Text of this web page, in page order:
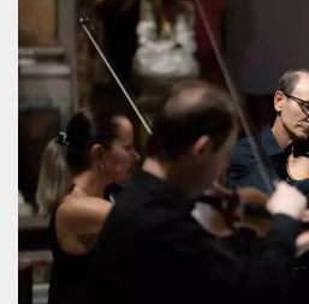
wordpress_test_cookie
PHPSESSID
PHP.net
oooh.events